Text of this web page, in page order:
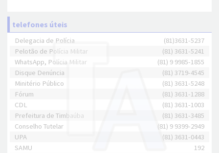
telefones úteis
Delegacia de Polícia
(81)3631-5237
Pelotão de Polícia Militar
(81) 3631-5241
WhatsApp, Polícia Militar
(81) 9 9985-1855
Disque Denúncia
(81) 3719-4545
Minitério Público
(81) 3631-5248
Fórum
(81) 3631-1288
CDL
(81) 3631-1003
Prefeitura de Timbaúba
(81) 3631-3485
Conselho Tutelar
(81) 9 9399-2949
UPA
(81) 3631-0443
SAMU
192